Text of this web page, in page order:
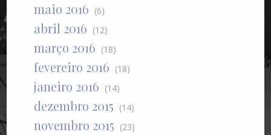
maio 2016 (6)
abril 2016 (12)
março 2016 (18)
fevereiro 2016 (18)
janeiro 2016 (14)
dezembro 2015 (14)
novembro 2015 (23)